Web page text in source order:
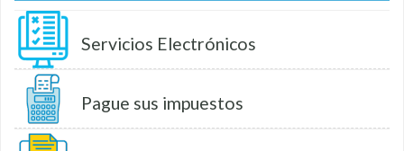
Servicios Electrónicos
Pague sus impuestos